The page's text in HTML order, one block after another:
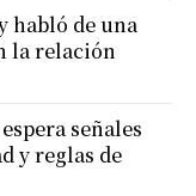
habló de una
la relación
señales
y reglas de